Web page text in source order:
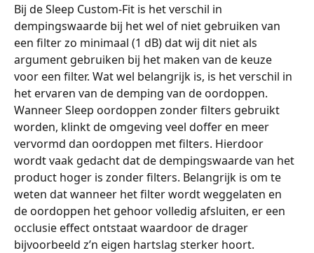
Bij de Sleep Custom-Fit is het verschil in
dempingswaarde bij het wel of niet gebruiken van
een filter zo minimaal (1 dB) dat wij dit niet als
argument gebruiken bij het maken van de keuze
voor een filter. Wat wel belangrijk is, is het verschil in
het ervaren van de demping van de oordoppen.
Wanneer Sleep oordoppen zonder filters gebruikt
worden, klinkt de omgeving veel doffer en meer
vervormd dan oordoppen met filters. Hierdoor
wordt vaak gedacht dat de dempingswaarde van het
product hoger is zonder filters. Belangrijk is om te
weten dat wanneer het filter wordt weggelaten en
de oordoppen het gehoor volledig afsluiten, er een
occlusie effect ontstaat waardoor de drager
bijvoorbeeld z’n eigen hartslag sterker hoort.